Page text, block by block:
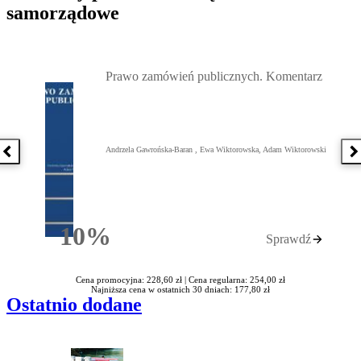
samorządowe
Poprzednia książka
10%Rabatu
Prawo zamówień publicznych. Komentarz
Andrzela Gawrońska-Baran , Ewa Wiktorowska, Adam Wiktorowski
Sprawdź
Cena promocyjna: 228,60 zł | Cena regularna: 254,00 zł
Najniższa cena w ostatnich 30 dniach: 177,80 zł
Ostatnio dodane